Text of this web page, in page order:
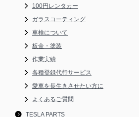
100円レンタカー
ガラスコーティング
車検について
板金・塗装
作業実績
各種登録代行サービス
愛車を長生きさせたい方に
よくあるご質問
TESLA PARTS